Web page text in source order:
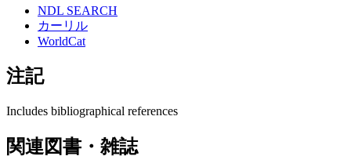
NDL SEARCH
カーリル
WorldCat
注記
Includes bibliographical references
関連図書・雑誌